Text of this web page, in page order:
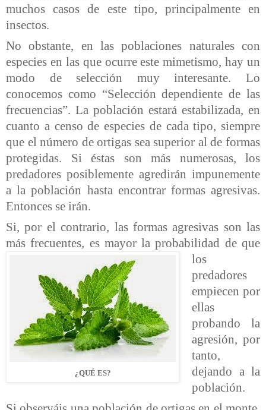
muchos casos de este tipo, principalmente en
insectos.
No obstante, en las poblaciones naturales con
especies en las que ocurre este mimetismo, hay un
modo de selección muy interesante. Lo
conocemos como “Selección dependiente de las
frecuencias”. La población estará estabilizada, en
cuanto a censo de especies de cada tipo, siempre
que el número de ortigas sea superior al de formas
protegidas. Si éstas son más numerosas, los
predadores posiblemente agredirán impunemente
a la población hasta encontrar formas agresivas.
Entonces se irán.
Si, por el contrario, las formas agresivas son las
más frecuentes, es
¿QUÉ ES?
mayor la probabilidad de que
los
predadores
empiecen por
ellas
probando la
agresión, por
tanto,
dejando a la
población.